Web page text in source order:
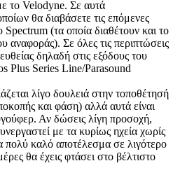
το Velodyne. Σε αυτά
θα διαβάσετε τις επόμενες
(τα οποία διαθέτουν και το
αναφοράς). Σε όλες τις περιπτώσεις
δηλαδή στις εξόδους του
Plus Series Line/Parasound
λίγο δουλειά στην τοποθέτησή
και φάση) αλλά αυτά είναι
Αν δώσεις λίγη προσοχή,
με τα κυρίως ηχεία χωρίς
πολύ καλό αποτέλεσμα σε λιγότερο
θα έχεις φτάσει στο βέλτιστο